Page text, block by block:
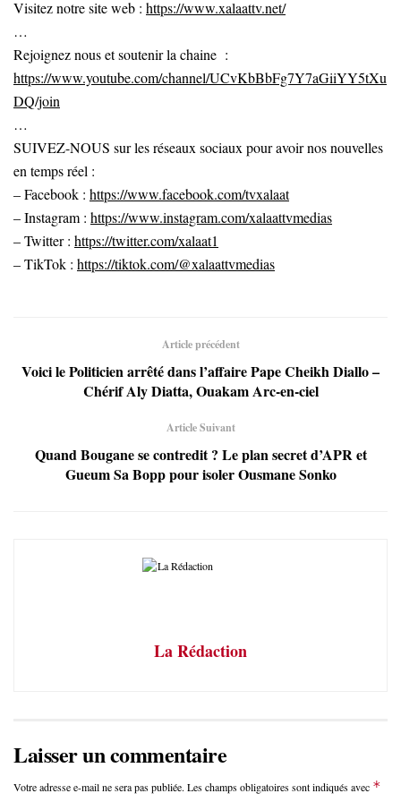
Visitez notre site web : https://www.xalaattv.net/
…
Rejoignez nous et soutenir la chaine :
https://www.youtube.com/channel/UCvKbBbFg7Y7aGiiYY5tXu
DQ/join
…
SUIVEZ-NOUS sur les réseaux sociaux pour avoir nos nouvelles
en temps réel :
– Facebook : https://www.facebook.com/tvxalaat
– Instagram : https://www.instagram.com/xalaattvmedias
– Twitter : https://twitter.com/xalaat1
– TikTok : https://tiktok.com/@xalaattvmedias
Article précédent
Voici le Politicien arrêté dans l’affaire Pape Cheikh Diallo –
Chérif Aly Diatta, Ouakam Arc-en-ciel
Article Suivant
Quand Bougane se contredit ? Le plan secret d’APR et
Gueum Sa Bopp pour isoler Ousmane Sonko
La Rédaction
Laisser un commentaire
Votre adresse e-mail ne sera pas publiée. Les champs obligatoires sont indiqués avec *